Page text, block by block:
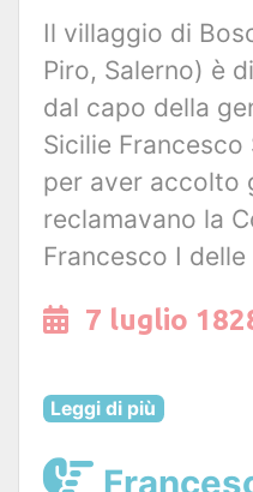
Il villaggio di
Piro, Salerno) è
dal capo della
Sicilie
per aver accolto
reclamavano la
Francesco I delle
7 luglio
Leggi di più